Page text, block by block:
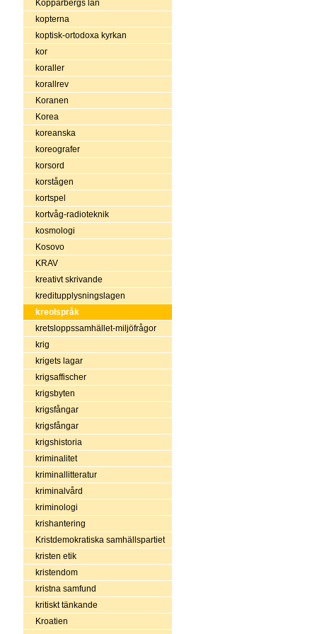
Kopparbergs län
kopterna
koptisk-ortodoxa kyrkan
kor
koraller
korallrev
Koranen
Korea
koreanska
koreografer
korsord
korstågen
kortspel
kortvåg-radioteknik
kosmologi
Kosovo
KRAV
kreativt skrivande
kreditupplysningslagen
kreolspråk
kretsloppssamhället-miljöfrågor
krig
krigets lagar
krigsaffischer
krigsbyten
krigsfångar
krigsfångar
krigshistoria
kriminalitet
kriminallitteratur
kriminalvård
kriminologi
krishantering
Kristdemokratiska samhällspartiet
kristen etik
kristendom
kristna samfund
kritiskt tänkande
Kroatien